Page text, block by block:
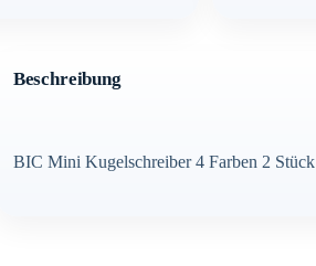
Beschreibung
BIC Mini Kugelschreiber 4 Farben 2 Stück